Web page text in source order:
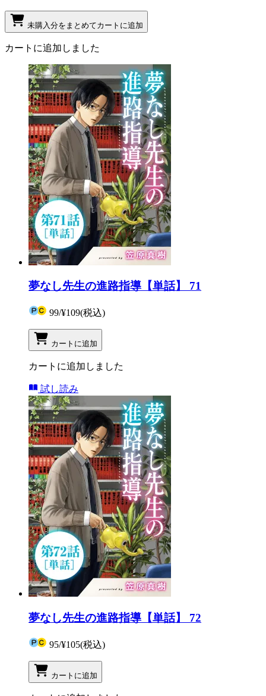
未購入分をまとめてカートに追加
カートに追加しました
夢なし先生の進路指導【単話】 71
99/¥109(税込)
カートに追加
カートに追加しました
試し読み
夢なし先生の進路指導【単話】 72
95/¥105(税込)
カートに追加